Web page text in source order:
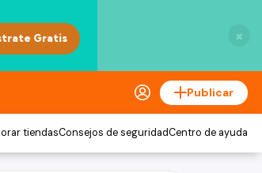
×
Publicar
tiendasConsejos de seguridadCentro de ayuda